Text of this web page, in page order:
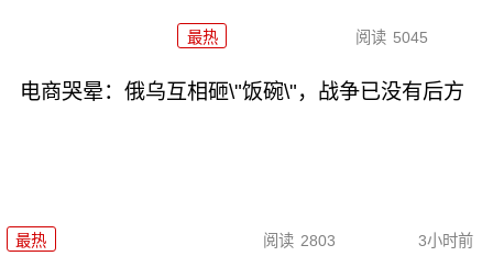
最热 阅读 5045
电商哭晕：俄乌互相砸\"饭碗\"，战争已没有后方
最热 阅读 2803 3小时前